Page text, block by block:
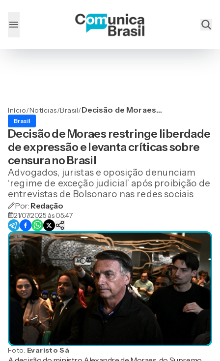
Início/Notícias/Brasil/Decisão de Moraes
expressão e levanta
críticas sobre censura no
Brasil
Brasil
Decisão de Moraes restringe liberdade
de expressão e levanta críticas sobre
censura no Brasil
Advogados, juristas e oposição denunciam
‘regime de exceção judicial’ após proibição de
entrevistas de Bolsonaro nas redes sociais
Por: Redação
21/07/2025 às 05:47
Foto: Evaristo Sá